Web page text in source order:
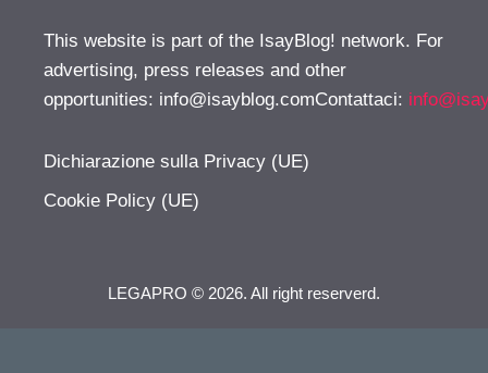
This website is part of the IsayBlog! network. For
advertising, press releases and other
opportunities: info@isayblog.comContattaci:
Dichiarazione sulla Privacy (UE)
Cookie Policy (UE)
LEGAPRO © 2026. All right reserverd.